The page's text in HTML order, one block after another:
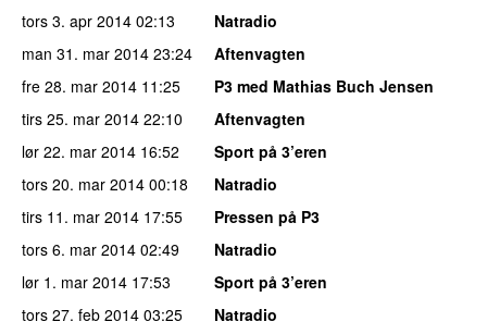
tors 3. apr 2014 02:13
Natradio
man 31. mar 2014 23:24
Aftenvagten
fre 28. mar 2014 11:25
P3 med Mathias Buch Jensen
tirs 25. mar 2014 22:10
Aftenvagten
lør 22. mar 2014 16:52
Sport på 3’eren
tors 20. mar 2014 00:18
Natradio
tirs 11. mar 2014 17:55
Pressen på P3
tors 6. mar 2014 02:49
Natradio
lør 1. mar 2014 17:53
Sport på 3’eren
tors 27. feb 2014 03:25
Natradio